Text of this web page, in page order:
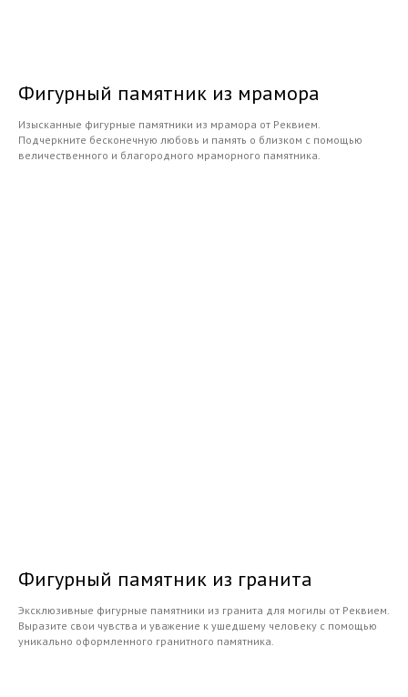
Фигурный памятник из мрамора
Изысканные фигурные памятники из мрамора от Реквием.
Подчеркните бесконечную любовь и память о близком с помощью
величественного и благородного мраморного памятника.
Фигурный памятник из гранита
Эксклюзивные фигурные памятники из гранита для могилы от Реквием.
Выразите свои чувства и уважение к ушедшему человеку с помощью
уникально оформленного гранитного памятника.